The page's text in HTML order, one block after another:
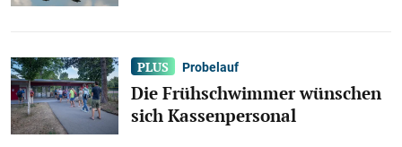
Probelauf
Die Frühschwimmer wünschen
sich Kassenpersonal